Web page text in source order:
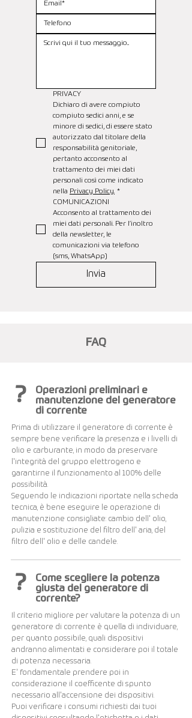
PRIVACY
Dichiaro di avere compiuto
compiuto sedici anni, e se
minore di sedici, di essere stato
autorizzato dal titolare della
responsabilità genitoriale,
pertanto acconsento al
trattamento dei miei dati
personali così come indicato
nella Privacy Policy. *
COMUNICAZIONI
Acconsento al trattamento dei
miei dati personali. Per l’inoltro
della newsletter, le
comunicazioni via telefono
(sms, WhatsApp)
Invia
FAQ
?
Operazioni preliminari e
manutenzione del generatore
di corrente
Prima di utilizzare il generatore di corrente è
sempre bene verificare la presenza e i livelli di
olio e carburante, in modo da preservare
l'integrità del gruppo elettrogeno e
garantirne il funzionamento al 100% delle
possibilità.
Seguendo le indicazioni riportate nella scheda
tecnica, è bene eseguire le operazione di
manutenzione consigliate: cambio dell' olio,
pulizia e sostituzione del filtro dell' aria, del
filtro dell' olio e delle candele.
?
Come scegliere la potenza
giusta del generatore di
corrente?
Il criterio migliore per valutare la potenza di un
generatore di corrente è quella di individuare,
per quanto possibile, quali dispositivi
andranno alimentati e considerare poi il totale
di potenza necessaria.
E' fondamentale prendere poi in
considerazione il coefficente di spunto
necessario all'accensione dei dispositivi.
Puoi verificare i consumi richiesti dai tuoi